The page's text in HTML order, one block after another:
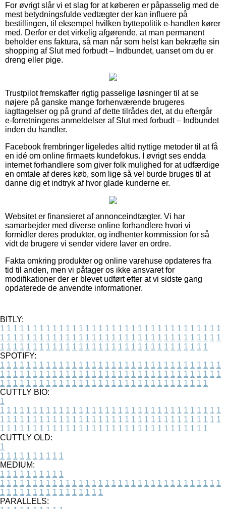
For øvrigt slår vi et slag for at køberen er påpasselig med de
mest betydningsfulde vedtægter der kan influere på
bestillingen, til eksempel hvilken byttepolitik e-handlen kører
med. Derfor er det virkelig afgørende, at man permanent
beholder ens faktura, så man når som helst kan bekræfte sin
shopping af Slut med forbudt – Indbundet, uanset om du er
dreng eller pige.
Trustpilot fremskaffer rigtig passelige løsninger til at se
nøjere på ganske mange forhenværende brugeres
iagttagelser og på grund af dette tilrådes det, at du eftergår
e-forretningens anmeldelser af Slut med forbudt – Indbundet
inden du handler.
Facebook frembringer ligeledes altid nyttige metoder til at få
en idé om online firmaets kundefokus. I øvrigt ses endda
internet forhandlere som giver folk mulighed for at udfærdige
en omtale af deres køb, som lige så vel burde bruges til at
danne dig et indtryk af hvor glade kunderne er.
Websitet er finansieret af annonceindtægter. Vi har
samarbejder med diverse online forhandlere hvori vi
formidler deres produkter, og indhenter kommission for så
vidt de brugere vi sender videre laver en ordre.
Fakta omkring produkter og online varehuse opdateres fra
tid til anden, men vi påtager os ikke ansvaret for
modifikationer der er blevet udført efter at vi sidste gang
opdaterede de anvendte informationer.
BITLY:
1 1 1 1 1 1 1 1 1 1 1 1 1 1 1 1 1 1 1 1 1 1 1 1 1 1 1 1 1 1 1 1 1 1
1 1 1 1 1 1 1 1 1 1 1 1 1 1 1 1 1 1 1 1 1 1 1 1 1 1 1 1 1 1 1 1 1 1
1 1 1 1 1 1 1 1 1 1 1 1 1 1 1 1 1 1 1 1 1 1 1 1 1 1 1 1 1 1 1 1
SPOTIFY:
1 1 1 1 1 1 1 1 1 1 1 1 1 1 1 1 1 1 1 1 1 1 1 1 1 1 1 1 1 1 1 1 1 1
1 1 1 1 1 1 1 1 1 1 1 1 1 1 1 1 1 1 1 1 1 1 1 1 1 1 1 1 1 1 1 1 1 1
1 1 1 1 1 1 1 1 1 1 1 1 1 1 1 1 1 1 1 1 1 1 1 1 1 1 1 1 1 1 1 1
CUTTLY BIO:
1
1 1 1 1 1 1 1 1 1 1 1 1 1 1 1 1 1 1 1 1 1 1 1 1 1 1 1 1 1 1 1 1 1 1
1 1 1 1 1 1 1 1 1 1 1 1 1 1 1 1 1 1 1 1 1 1 1 1 1 1 1 1 1 1 1 1 1 1
1 1 1 1 1 1 1 1 1 1 1 1 1 1 1 1 1 1 1 1 1 1 1 1 1 1 1 1 1 1 1 1
CUTTLY OLD:
1
1 1 1 1 1 1 1 1 1 1
MEDIUM:
1 1 1 1 1 1 1 1 1 1
1 1 1 1 1 1 1 1 1 1 1 1 1 1 1 1 1 1 1 1 1 1 1 1 1 1 1 1 1 1 1 1 1 1
1 1 1 1 1 1 1 1 1 1 1 1 1 1 1 1
PARALLELS: